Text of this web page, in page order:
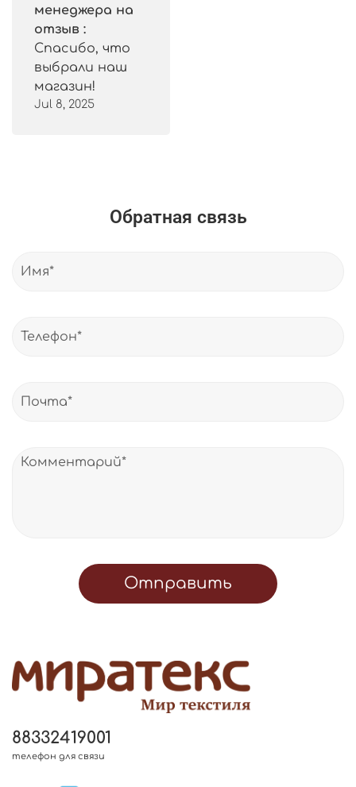
менеджера на
отзыв :
Спасибо, что
выбрали наш
магазин!
Jul 8, 2025
Обратная связь
Отправить
88332419001
телефон для связи